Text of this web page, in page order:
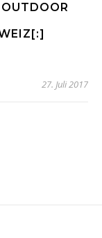
27. Juli 2017